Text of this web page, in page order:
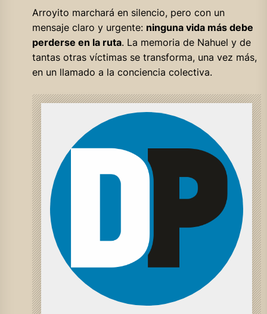
Arroyito marchará en silencio, pero con un
mensaje claro y urgente: ninguna vida más debe
perderse en la ruta. La memoria de Nahuel y de
tantas otras víctimas se transforma, una vez más,
en un llamado a la conciencia colectiva.